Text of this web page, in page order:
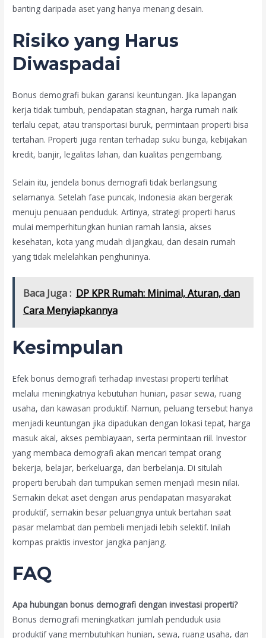
banting daripada aset yang hanya menang desain.
Risiko yang Harus
Diwaspadai
Bonus demografi bukan garansi keuntungan. Jika lapangan
kerja tidak tumbuh, pendapatan stagnan, harga rumah naik
terlalu cepat, atau transportasi buruk, permintaan properti bisa
tertahan. Properti juga rentan terhadap suku bunga, kebijakan
kredit, banjir, legalitas lahan, dan kualitas pengembang.
Selain itu, jendela bonus demografi tidak berlangsung
selamanya. Setelah fase puncak, Indonesia akan bergerak
menuju penuaan penduduk. Artinya, strategi properti harus
mulai memperhitungkan hunian ramah lansia, akses
kesehatan, kota yang mudah dijangkau, dan desain rumah
yang tidak melelahkan penghuninya.
Baca Juga : DP KPR Rumah: Minimal, Aturan, dan
Cara Menyiapkannya
Kesimpulan
Efek bonus demografi terhadap investasi properti terlihat
melalui meningkatnya kebutuhan hunian, pasar sewa, ruang
usaha, dan kawasan produktif. Namun, peluang tersebut hanya
menjadi keuntungan jika dipadukan dengan lokasi tepat, harga
masuk akal, akses pembiayaan, serta permintaan riil. Investor
yang membaca demografi akan mencari tempat orang
bekerja, belajar, berkeluarga, dan berbelanja. Di situlah
properti berubah dari tumpukan semen menjadi mesin nilai.
Semakin dekat aset dengan arus pendapatan masyarakat
produktif, semakin besar peluangnya untuk bertahan saat
pasar melambat dan pembeli menjadi lebih selektif. Inilah
kompas praktis investor jangka panjang.
FAQ
Apa hubungan bonus demografi dengan investasi properti?
Bonus demografi meningkatkan jumlah penduduk usia
produktif yang membutuhkan hunian, sewa, ruang usaha, dan